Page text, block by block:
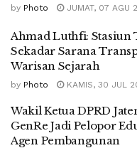
by Photo JUMAT, 07 AGU
Ahmad Luthfi: Stasiun
Sekadar Sarana
Warisan Sejarah
by Photo KAMIS, 30 JUL
Wakil Ketua DPRD
GenRe Jadi Pelopor
Agen Pembangunan